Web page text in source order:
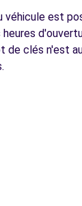
véhicule est
de clés n'est